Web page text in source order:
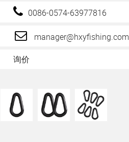
0086-0574-63977816
manager@hxyfishing.com
询价